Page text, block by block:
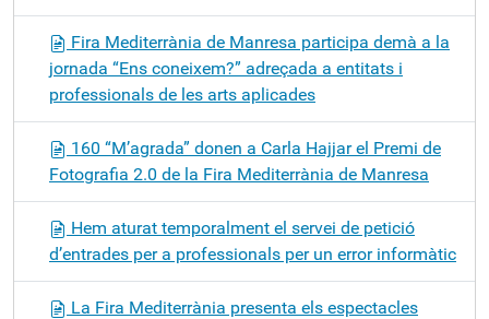
Fira Mediterrània de Manresa participa demà a la
jornada “Ens coneixem?” adreçada a entitats i
professionals de les arts aplicades
160 “M’agrada” donen a Carla Hajjar el Premi de
Fotografia 2.0 de la Fira Mediterrània de Manresa
Hem aturat temporalment el servei de petició
d’entrades per a professionals per un error informàtic
La Fira Mediterrània presenta els espectacles